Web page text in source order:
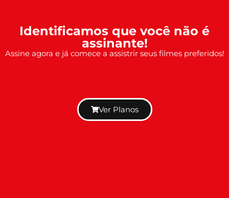
Identificamos que você não é
assinante!
Assine agora e já comece a assistrir seus filmes preferidos!
Ver Planos